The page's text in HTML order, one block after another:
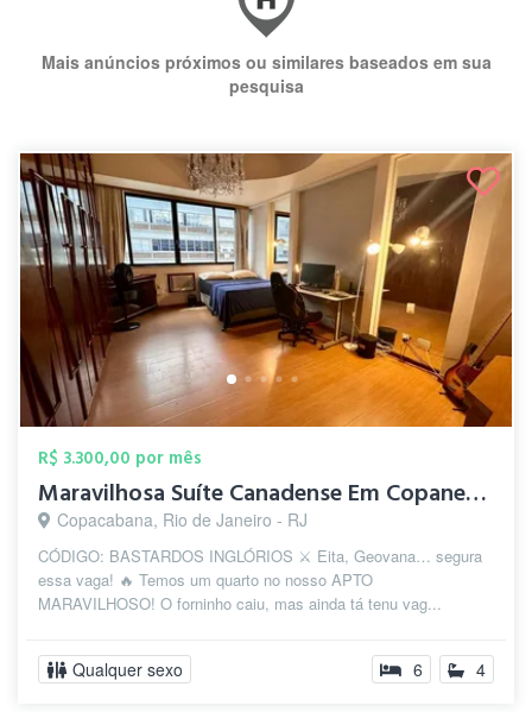
Mais anúncios próximos ou similares baseados em sua
pesquisa
R$ 3.300,00 por mês
Maravilhosa Suíte Canadense Em Copanema
Copacabana, Rio de Janeiro - RJ
CÓDIGO: BASTARDOS INGLÓRIOS ⚔️ Eita, Geovana… segura
essa vaga! 🔥 Temos um quarto no nosso APTO
MARAVILHOSO! O forninho caiu, mas ainda tá tenu vag...
Qualquer sexo 6 4